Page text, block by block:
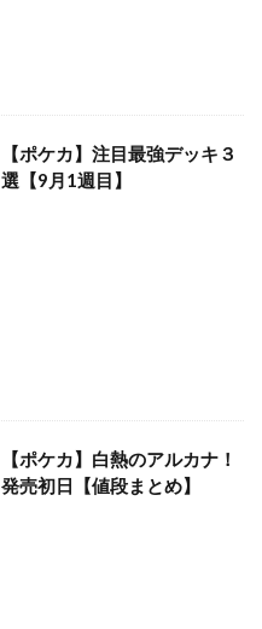
【ポケカ】注目最強デッキ３
選【9月1週目】
【ポケカ】白熱のアルカナ！
発売初日【値段まとめ】